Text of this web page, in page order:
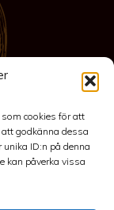
cookies för att
godkänna dessa
ID:n på denna
kan påverka vissa